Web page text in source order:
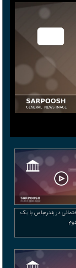
در بندرعباس با یک